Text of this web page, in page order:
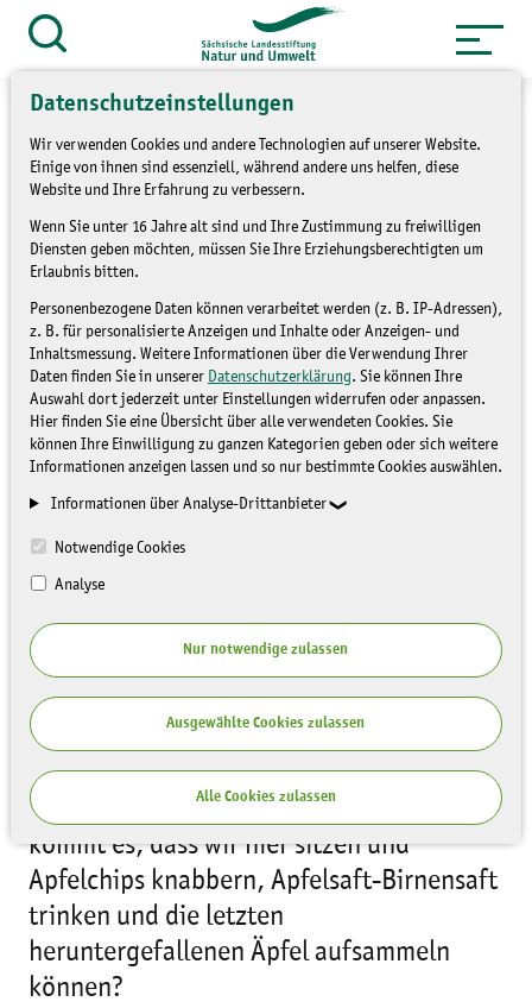
Datenschutzeinstellungen
Wir verwenden Cookies und andere Technologien auf unserer Website.
Einige von ihnen sind essenziell, während andere uns helfen, diese
Website und Ihre Erfahrung zu verbessern.
Wenn Sie unter 16 Jahre alt sind und Ihre Zustimmung zu freiwilligen
Diensten geben möchten, müssen Sie Ihre Erziehungsberechtigten um
Erlaubnis bitten.
Personenbezogene Daten können verarbeitet werden (z. B. IP-Adressen),
z. B. für personalisierte Anzeigen und Inhalte oder Anzeigen- und
Inhaltsmessung. Weitere Informationen über die Verwendung Ihrer
Daten finden Sie in unserer Datenschutzerklärung. Sie können Ihre
Auswahl dort jederzeit unter Einstellungen widerrufen oder anpassen.
Hier finden Sie eine Übersicht über alle verwendeten Cookies. Sie
können Ihre Einwilligung zu ganzen Kategorien geben oder sich weitere
Informationen anzeigen lassen und so nur bestimmte Cookies auswählen.
Informationen über Analyse-Drittanbieter
Notwendige Cookies
Analyse
Nur notwendige zulassen
Ausgewählte Cookies zulassen
Alle Cookies zulassen
Zum
Inhalt
springen
Themen Umweltbildung »
Junge
Naturwächter Sachsen
JuNa: Heute nutzen, was
frühere Generationen
angelegt haben
JUNGE NATURWÄCHTER SACHSEN
Was ist eigentlich Nachhaltigkeit? Wie
kommt es, dass wir hier sitzen und
Apfelchips knabbern, Apfelsaft-Birnensaft
trinken und die letzten
heruntergefallenen Äpfel aufsammeln
können?